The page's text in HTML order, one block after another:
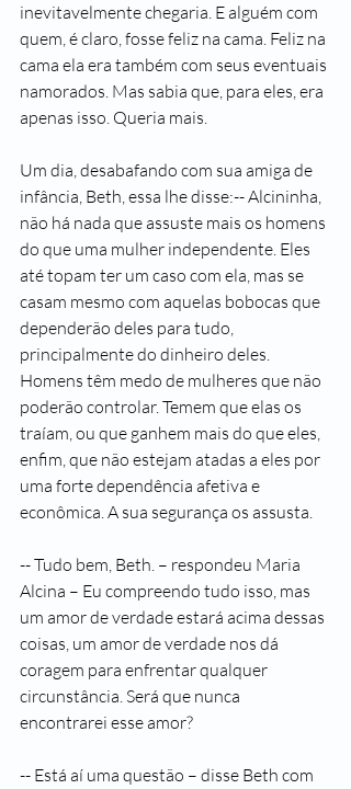
inevitavelmente chegaria. E alguém com
quem, é claro, fosse feliz na cama. Feliz na
cama ela era também com seus eventuais
namorados. Mas sabia que, para eles, era
apenas isso. Queria mais.
Um dia, desabafando com sua amiga de
infância, Beth, essa lhe disse:-- Alcininha,
não há nada que assuste mais os homens
do que uma mulher independente. Eles
até topam ter um caso com ela, mas se
casam mesmo com aquelas bobocas que
dependerão deles para tudo,
principalmente do dinheiro deles.
Homens têm medo de mulheres que não
poderão controlar. Temem que elas os
traíam, ou que ganhem mais do que eles,
enfim, que não estejam atadas a eles por
uma forte dependência afetiva e
econômica. A sua segurança os assusta.
-- Tudo bem, Beth. – respondeu Maria
Alcina – Eu compreendo tudo isso, mas
um amor de verdade estará acima dessas
coisas, um amor de verdade nos dá
coragem para enfrentar qualquer
circunstância. Será que nunca
encontrarei esse amor?
-- Está aí uma questão – disse Beth com